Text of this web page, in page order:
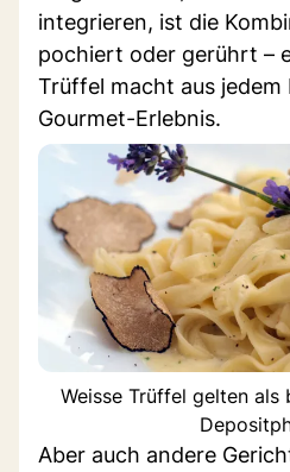
integrieren, ist die
pochiert oder gerührt –
Trüffel macht aus jedem
Gourmet-Erlebnis.
Weisse Trüffel gelten
Aber auch andere